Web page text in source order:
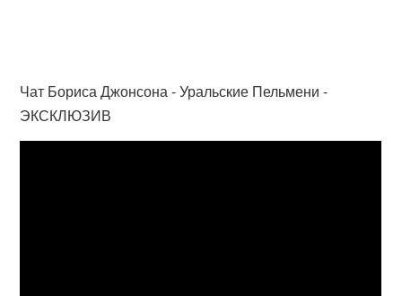
Чат Бориса Джонсона - Уральские Пельмени -
ЭКСКЛЮЗИВ